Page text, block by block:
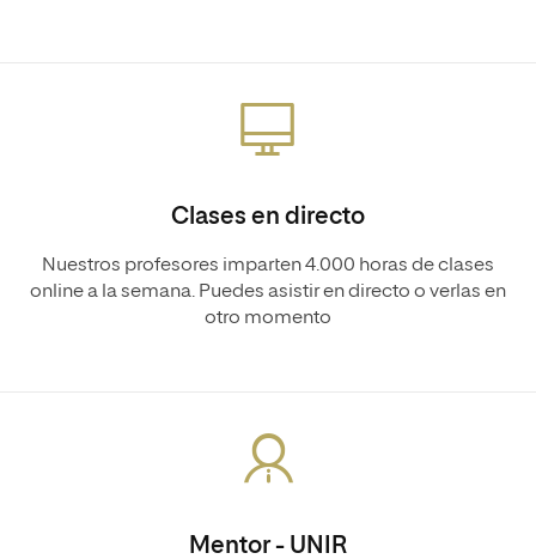
Clases en directo
Nuestros profesores imparten 4.000 horas de clases
online a la semana. Puedes asistir en directo o verlas en
otro momento
Mentor - UNIR